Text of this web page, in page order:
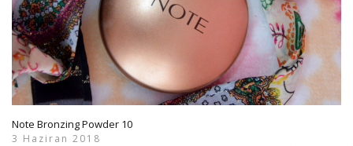
Note Bronzing Powder 10
3 Haziran 2018